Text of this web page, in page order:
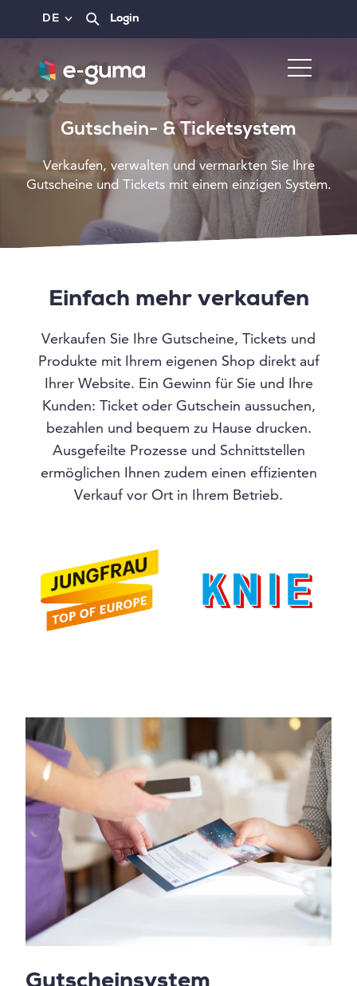
DE Login
Gutschein- & Ticketsystem
Verkaufen, verwalten und vermarkten Sie Ihre
Gutscheine und Tickets mit einem einzigen System.
Einfach mehr verkaufen
Verkaufen Sie Ihre Gutscheine, Tickets und
Produkte mit Ihrem eigenen Shop direkt auf
Ihrer Website. Ein Gewinn für Sie und Ihre
Kunden: Ticket oder Gutschein aussuchen,
bezahlen und bequem zu Hause drucken.
Ausgefeilte Prozesse und Schnittstellen
ermöglichen Ihnen zudem einen effizienten
Verkauf vor Ort in Ihrem Betrieb.